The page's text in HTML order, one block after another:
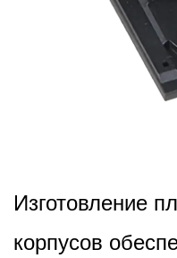
Изготовление
корпусов